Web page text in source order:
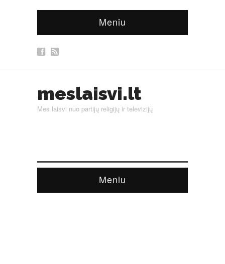
Meniu
meslaisvi.lt
Mes laisvi nuo partijų religijų ir televizijų
Meniu